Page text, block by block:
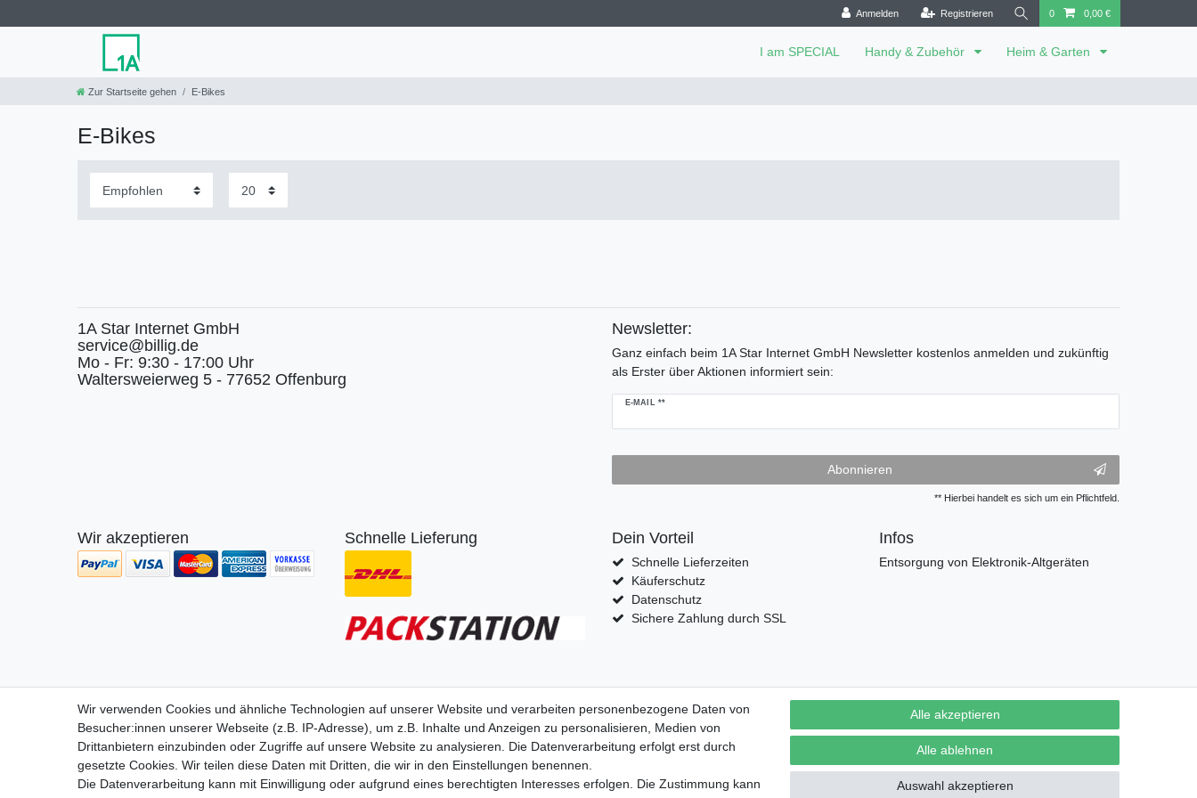
Anmelden Registrieren 0 0,00 €
I am SPECIAL Handy & Zubehör Heim & Garten
Zur Startseite gehen E-Bikes
E-Bikes
1A Star Internet GmbH
service@billig.de
Mo - Fr: 9:30 - 17:00 Uhr
Waltersweierweg 5 - 77652 Offenburg
Newsletter:
Ganz einfach beim 1A Star Internet GmbH Newsletter kostenlos anmelden und zukünftig
als Erster über Aktionen informiert sein:
E-MAIL **
Newsletter
Abonnieren
** Hierbei handelt es sich um ein Pflichtfeld.
Wir akzeptieren Schnelle Lieferung
Wir liefern nach
Dein Vorteil
Schnelle Lieferzeiten
Käuferschutz
Datenschutz
Sichere Zahlung durch SSL
Infos
Entsorgung von Elektronik-Altgeräten
Wir verwenden Cookies und ähnliche Technologien auf unserer Website und verarbeiten personenbezogene Daten von
Besucher:innen unserer Webseite (z.B. IP-Adresse), um z.B. Inhalte und Anzeigen zu personalisieren, Medien von
Drittanbietern einzubinden oder Zugriffe auf unsere Website zu analysieren. Die Datenverarbeitung erfolgt erst durch
gesetzte Cookies. Wir teilen diese Daten mit Dritten, die wir in den Einstellungen benennen.
Die Datenverarbeitung kann mit Einwilligung oder aufgrund eines berechtigten Interesses erfolgen. Die Zustimmung kann
Alle akzeptieren
Alle ablehnen
Auswahl akzeptieren